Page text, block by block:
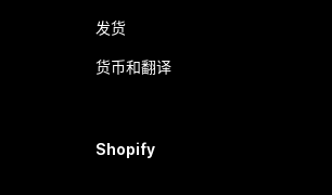
发货
货币和翻译
Shopify